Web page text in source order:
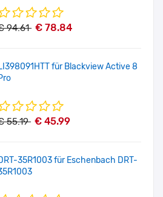
94.61 € 78.84
für Blackview Active 8
55.19 € 45.99
35R1003 für Eschenbach DRT-